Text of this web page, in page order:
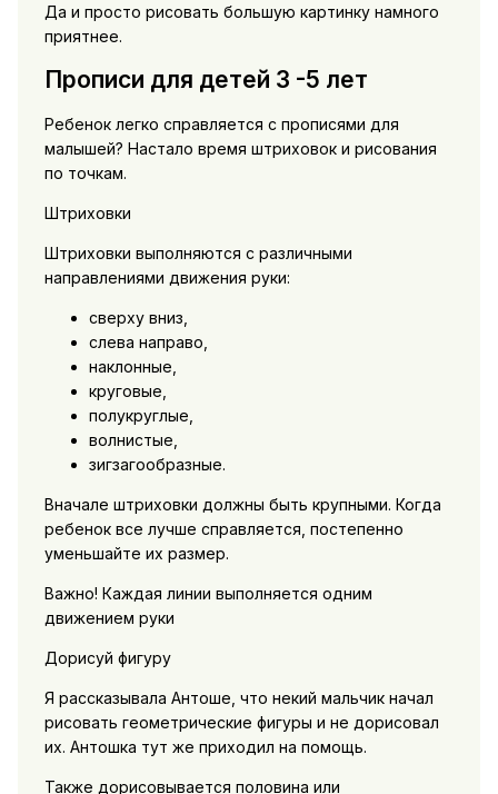
Да и просто рисовать большую картинку намного
приятнее.
Прописи для детей 3 -5 лет
Ребенок легко справляется с прописями для
малышей? Настало время штриховок и рисования
по точкам.
Штриховки
Штриховки выполняются с различными
направлениями движения руки:
сверху вниз,
слева направо,
наклонные,
круговые,
полукруглые,
волнистые,
зигзагообразные.
Вначале штриховки должны быть крупными. Когда
ребенок все лучше справляется, постепенно
уменьшайте их размер.
Важно! Каждая линии выполняется одним
движением руки
Дорисуй фигуру
Я рассказывала Антоше, что некий мальчик начал
рисовать геометрические фигуры и не дорисовал
их. Антошка тут же приходил на помощь.
Также дорисовывается половина или